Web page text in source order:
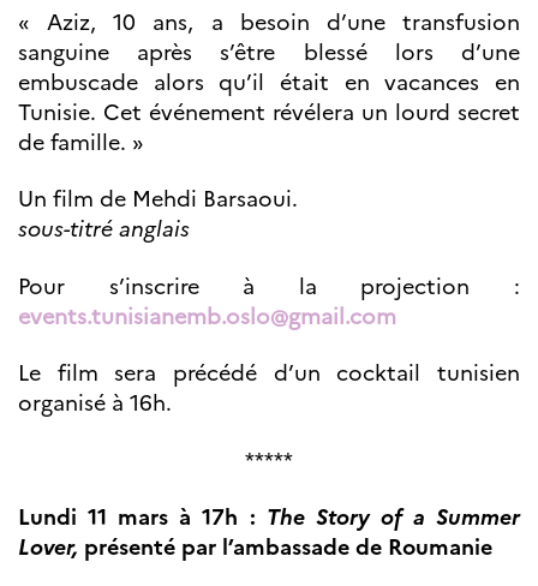
« Aziz, 10 ans, a besoin d’une transfusion
sanguine après s’être blessé lors d’une
embuscade alors qu’il était en vacances en
Tunisie. Cet événement révélera un lourd secret
de famille. »
Un film de Mehdi Barsaoui.
sous-titré anglais
Pour s’inscrire à la projection :
events.tunisianemb.oslo@gmail.com
Le film sera précédé d’un cocktail tunisien
organisé à 16h.
*****
Lundi 11 mars à 17h : The Story of a Summer
Lover, présenté par l’ambassade de Roumanie